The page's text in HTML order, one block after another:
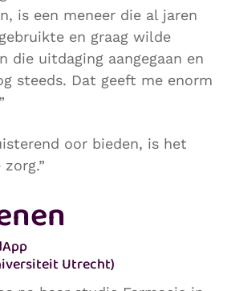
is een meneer die al jaren
en graag wilde
die uitdaging aangegaan en
steeds. Dat geeft me enorm
oor bieden, is het
Utrecht)